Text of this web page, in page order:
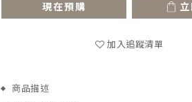
現在預購
加入追蹤清單
商品描述